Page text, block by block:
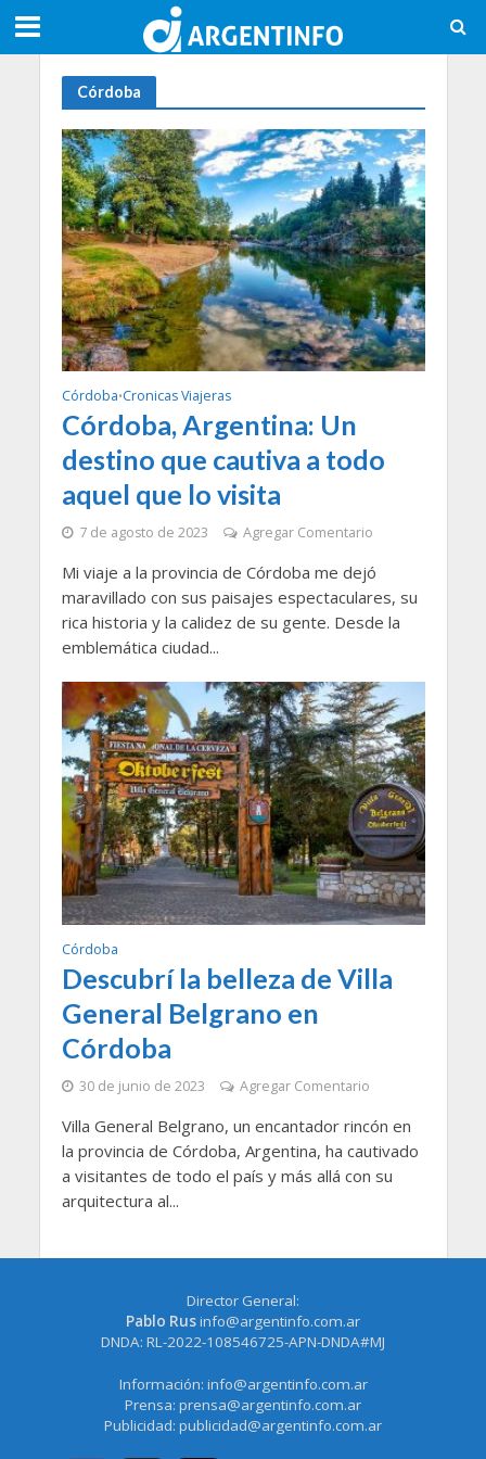
Córdoba
Córdoba•Cronicas Viajeras
Córdoba, Argentina: Un
destino que cautiva a todo
aquel que lo visita
7 de agosto de 2023 Agregar Comentario
Mi viaje a la provincia de Córdoba me dejó
maravillado con sus paisajes espectaculares, su
rica historia y la calidez de su gente. Desde la
emblemática ciudad...
Córdoba
Descubrí la belleza de Villa
General Belgrano en
Córdoba
30 de junio de 2023 Agregar Comentario
Villa General Belgrano, un encantador rincón en
la provincia de Córdoba, Argentina, ha cautivado
a visitantes de todo el país y más allá con su
arquitectura al...
Director General:
Pablo Rusinfo@argentinfo.com.ar
DNDA: RL-2022-108546725-APN-DNDA#MJ
Información: info@argentinfo.com.ar
Prensa: prensa@argentinfo.com.ar
Publicidad: publicidad@argentinfo.com.ar